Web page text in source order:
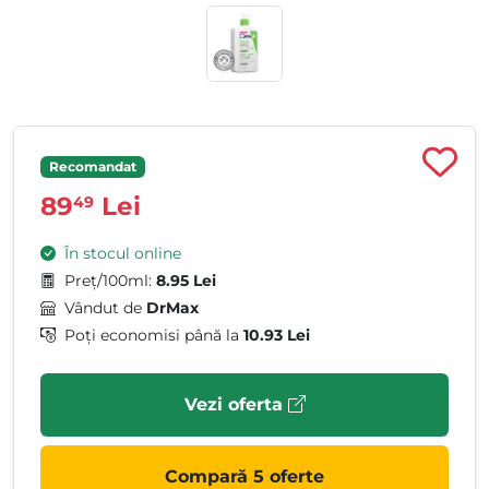
Recomandat
8949 Lei
În stocul online
Preț/100ml: 8.95 Lei
Vândut de DrMax
Poți economisi până la 10.93 Lei
Vezi oferta
Compară 5 oferte